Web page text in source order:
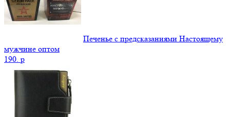
Печенье с предсказаниями Настоящему
мужчине оптом
190. p